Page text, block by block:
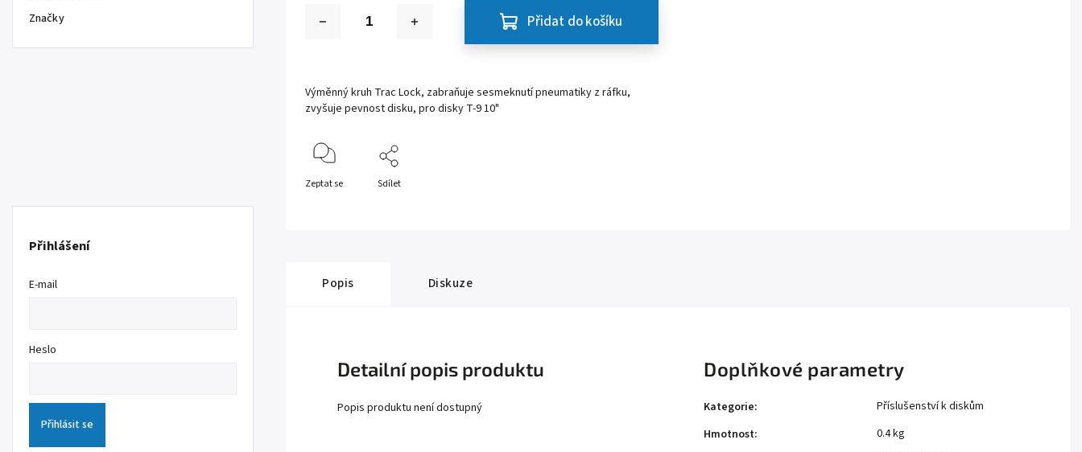
Značky
Přihlášení
E-mail
Heslo
Přihlásit se
Přidat do košíku
Výměnný kruh Trac Lock, zabraňuje sesmeknutí pneumatiky z ráfku,
zvyšuje pevnost disku, pro disky T-9 10"
Zeptat se Sdílet
Popis Diskuze
Detailní popis produktu
Popis produktu není dostupný
Doplňkové parametry
Kategorie:
Příslušenství k diskům
Hmotnost:
0.4 kg